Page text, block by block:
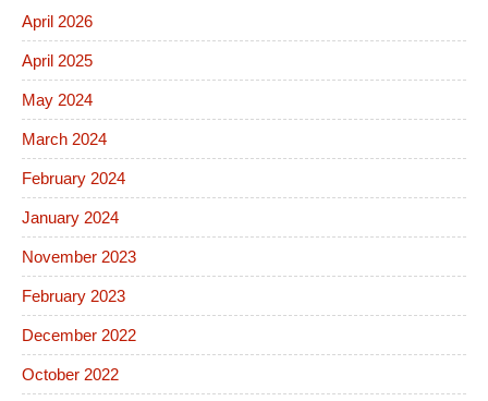
April 2026
April 2025
May 2024
March 2024
February 2024
January 2024
November 2023
February 2023
December 2022
October 2022